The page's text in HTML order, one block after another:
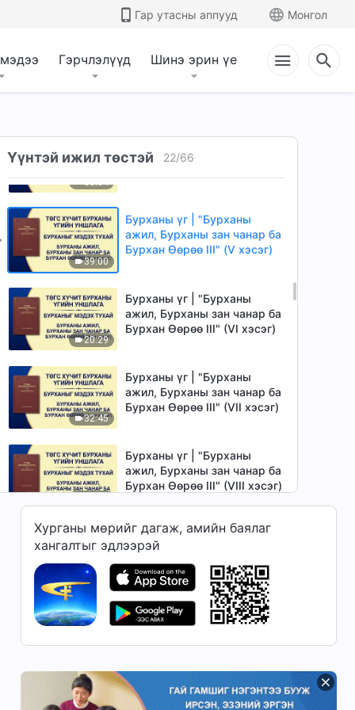
Гар утасны аппууд Монгол
Гэрчлэлүүд Шинэ эрин үе
Үүнтэй ижил төстэй 22/66
Бурхан Өөрөө III" (II хэсэг)
Бурханы үг | "Бурханы
ажил, Бурханы зан чанар ба
38:04
Бурханы үг | "Бурханы
ажил, Бурханы зан чанар ба
39:00
Бурханы үг | "Бурханы
ажил, Бурханы зан чанар ба
Бурхан Өөрөө III" (Ⅴ хэсэг)
20:29
Бурханы үг | "Бурханы
ажил, Бурханы зан чанар ба
Бурхан Өөрөө III" (VI хэсэг)
32:45
Бурханы үг | "Бурханы
ажил, Бурханы зан чанар ба
Бурхан Өөрөө III" (VII хэсэг)
Бурханы үг | "Бурханы
ажил, Бурханы зан чанар ба
Бурхан Өөрөө III" (VIII хэсэг)
1:44:07
Бурханы үг | "Цор ганц
Бурхан Өөрөө I Бурханы эрх
мэдэл (I)" (I хэсэг)
Бурханы үг | "Цор ганц
Бурхан Өөрөө I Бурханы эрх
мэдэл (I)" (II хэсэг)
Бурханы үг | "Цор ганц
Бурхан Өөрөө I Бурханы эрх
Хурганы мөрийг дагаж, амийн баялаг
хангалтыг эдлээрэй